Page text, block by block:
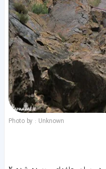
Photo by : Unknown